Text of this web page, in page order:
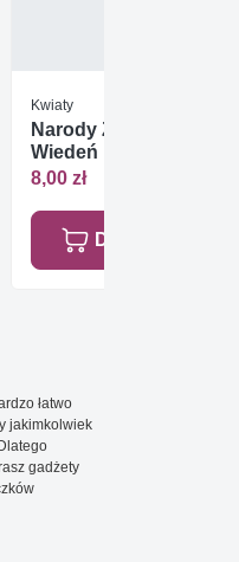
Kwiaty
Narody Zjednoczone
Wiedeń 1992 Mi 129-
Stemplowane
8,00 zł
Dodaj do
łatwo
jakimkolwiek
gadżety